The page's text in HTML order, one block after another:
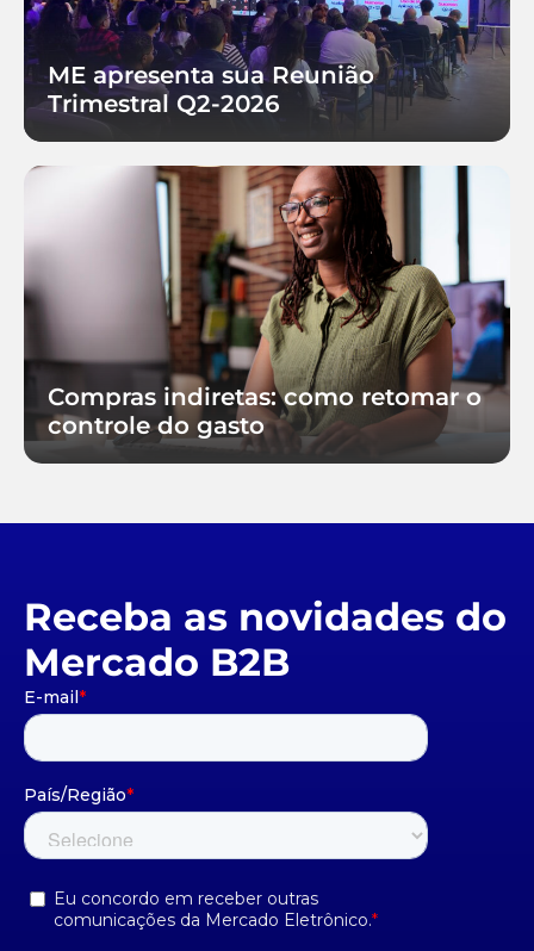
ME apresenta sua Reunião
Trimestral Q2-2026
Compras indiretas: como retomar o
controle do gasto
Receba as novidades do
Mercado B2B